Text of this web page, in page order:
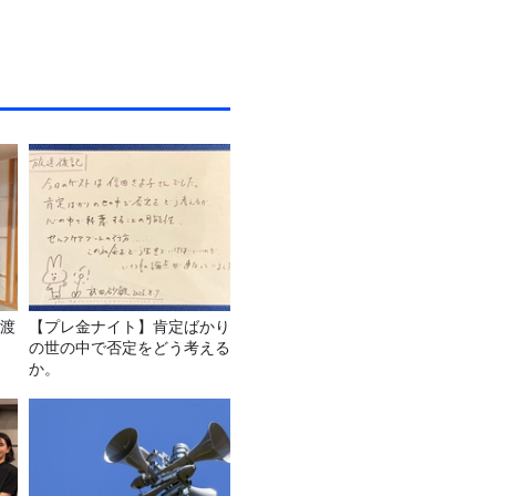
【プレ金ナイト】肯定ばかり
の世の中で否定をどう考える
か。